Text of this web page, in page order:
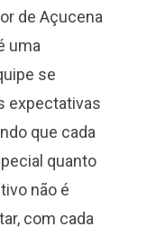
de Açucena
uma
se
expectativas
que cada
quanto
não é
com cada